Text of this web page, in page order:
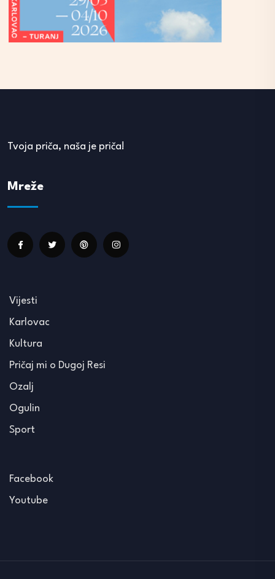
Tvoja priča, naša je priča!
Mreže
Vijesti
Karlovac
Kultura
Pričaj mi o Dugoj Resi
Ozalj
Ogulin
Sport
Facebook
Youtube